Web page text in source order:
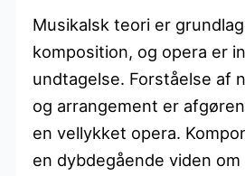
Musikalsk teori er
komposition, og opera er
undtagelse. Forståelse af
og arrangement er
en vellykket opera.
en dybdegående viden om